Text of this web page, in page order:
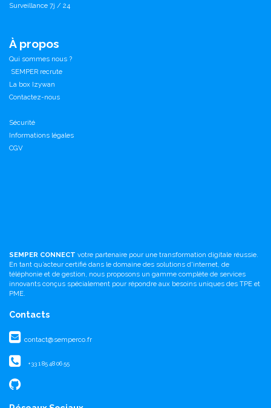
Surveillance 7j / 24
À propos
Qui sommes nous ?
SEMPER recrute
La box Izywan
Contactez-nous
Sécurité
Informations légales
CGV
SEMPER CONNECT votre partenaire pour une transformation digitale réussie.
En tant qu’acteur certifié dans le domaine des solutions d'internet, de
téléphonie et de gestion, nous proposons un gamme complète de services
innovants conçus spécialement pour répondre aux besoins uniques des TPE et
PME.
Contacts
contact@semperco.fr
+33 1 85 48 06 55